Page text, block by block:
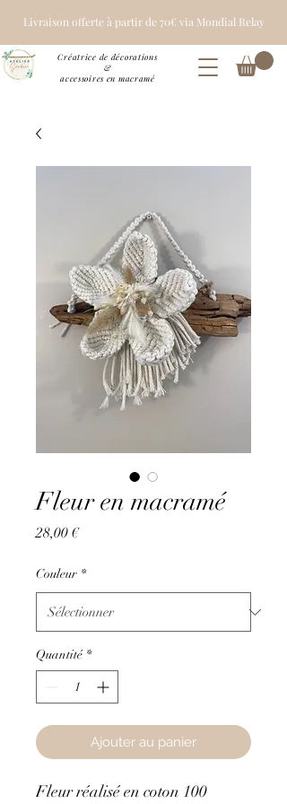
Livraison offerte à partir de 70€ via Mondial Relay
Créatrice de décorations
&
accessoires en macramé
Fleur en macramé
28,00 €Prix
Couleur *
Quantité *
Ajouter au panier
Fleur réalisé en coton 100